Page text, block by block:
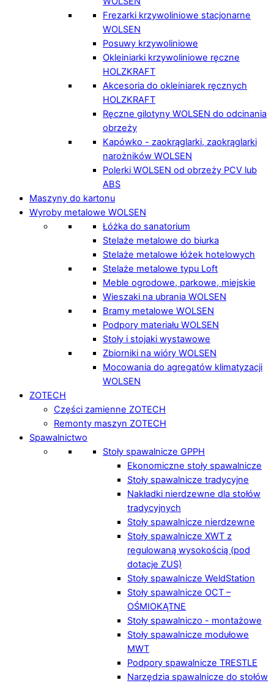
Frezarki krzywoliniowe stacjonarne
WOLSEN
Posuwy krzywoliniowe
Okleiniarki krzywoliniowe ręczne
HOLZKRAFT
Akcesoria do okleiniarek ręcznych
HOLZKRAFT
Ręczne gilotyny WOLSEN do odcinania
obrzeży
Kapówko - zaokrąglarki, zaokrąglarki
narożników WOLSEN
Polerki WOLSEN od obrzeży PCV lub
ABS
Maszyny do kartonu
Wyroby metalowe WOLSEN
Łóżka do sanatorium
Stelaże metalowe do biurka
Stelaże metalowe łóżek hotelowych
Stelaże metalowe typu Loft
Meble ogrodowe, parkowe, miejskie
Wieszaki na ubrania WOLSEN
Bramy metalowe WOLSEN
Podpory materiału WOLSEN
Stoły i stojaki wystawowe
Zbiorniki na wióry WOLSEN
Mocowania do agregatów klimatyzacji
WOLSEN
ZOTECH
Części zamienne ZOTECH
Remonty maszyn ZOTECH
Spawalnictwo
Stoły spawalnicze GPPH
Ekonomiczne stoły spawalnicze
Stoły spawalnicze tradycyjne
Nakładki nierdzewne dla stołów
tradycyjnych
Stoły spawalnicze nierdzewne
Stoły spawalnicze XWT z
regulowaną wysokością (pod
dotacje ZUS)
Stoły spawalnicze WeldStation
Stoły spawalnicze OCT –
OŚMIOKĄTNE
Stoły spawalniczo - montażowe
Stoły spawalnicze modułowe
MWT
Podpory spawalnicze TRESTLE
Narzędzia spawalnicze do stołów